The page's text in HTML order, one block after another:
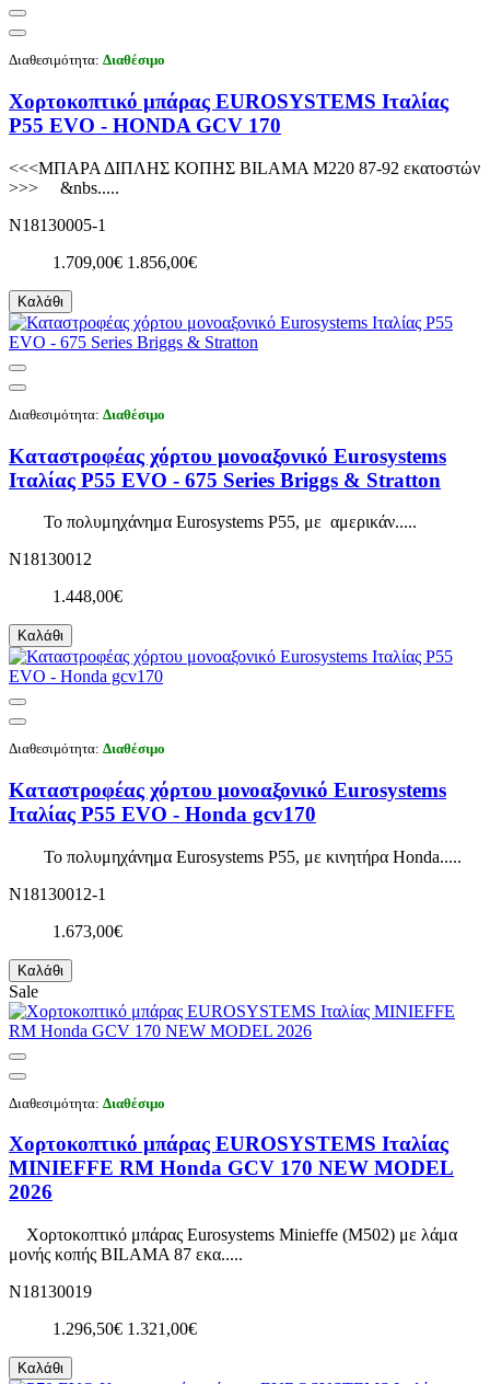
Διαθεσιμότητα: Διαθέσιμο
Χορτοκοπτικό μπάρας EUROSYSTEMS Ιταλίας
P55 EVO - HONDA GCV 170
<<<ΜΠΑΡΑ ΔΙΠΛΗΣ ΚΟΠΗΣ BILAMA M220 87-92 εκατοστών
>>> &nbs.....
N18130005-1
1.709,00€ 1.856,00€
Καλάθι
Διαθεσιμότητα: Διαθέσιμο
Καταστροφέας χόρτου μονοαξονικό Eurosystems
Ιταλίας P55 EVO - 675 Series Briggs & Stratton
Το πολυμηχάνημα Eurosystems P55, με αμερικάν.....
N18130012
1.448,00€
Καλάθι
Διαθεσιμότητα: Διαθέσιμο
Καταστροφέας χόρτου μονοαξονικό Eurosystems
Ιταλίας P55 EVO - Honda gcv170
Το πολυμηχάνημα Eurosystems P55, με κινητήρα Honda.....
N18130012-1
1.673,00€
Καλάθι
Sale
Διαθεσιμότητα: Διαθέσιμο
Χορτοκοπτικό μπάρας EUROSYSTEMS Ιταλίας
MINIEFFE RM Honda GCV 170 NEW MODEL
2026
Χορτοκοπτικό μπάρας Eurosystems Minieffe (M502) με λάμα
μονής κοπής BILAMA 87 εκα.....
N18130019
1.296,50€ 1.321,00€
Καλάθι